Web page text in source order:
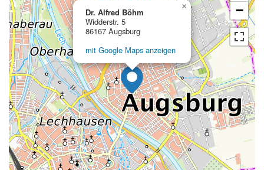
Dr. Alfred Böhm
Widderstr. 5
86167 Augsburg
mit Google Maps anzeigen
×
−